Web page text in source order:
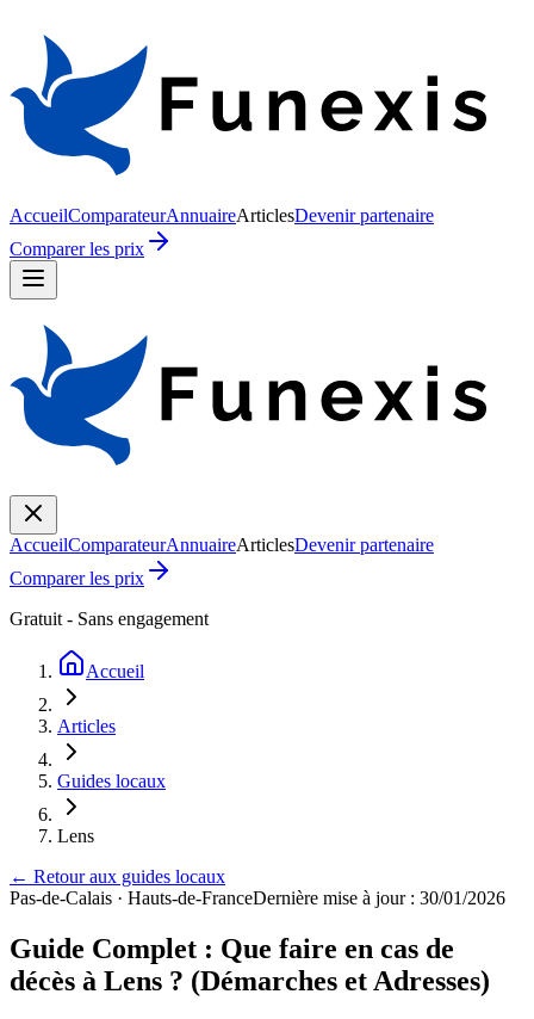
AccueilComparateurAnnuaireArticlesDevenir partenaire
Comparer les prix
AccueilComparateurAnnuaireArticlesDevenir partenaire
Comparer les prix
Gratuit - Sans engagement
Accueil
Articles
Guides locaux
Lens
← Retour aux guides locaux
Pas-de-Calais · Hauts-de-FranceDernière mise à jour : 30/01/2026
Guide Complet : Que faire en cas de
décès à Lens ? (Démarches et Adresses)